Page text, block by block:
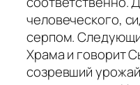
человеческого,
серпом.
Храма и говорит
созревший